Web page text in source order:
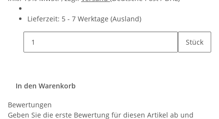
Lieferzeit: 5 - 7 Werktage (Ausland)
Stück
In den Warenkorb
Bewertungen
Geben Sie die erste Bewertung für diesen Artikel ab und